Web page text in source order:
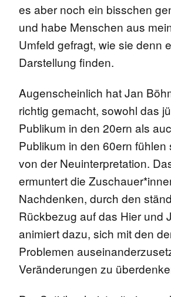
es aber noch ein bisschen
und habe Menschen aus
Umfeld gefragt, wie sie denn
Darstellung finden.
Augenscheinlich hat Jan
richtig gemacht, sowohl das
Publikum in den 20ern als
Publikum in den 60ern fühlen
von der Neuinterpretation.
ermuntert die
Nachdenken, durch den
Rückbezug auf das Hier und
animiert dazu, sich mit den
Problemen
Veränderungen zu